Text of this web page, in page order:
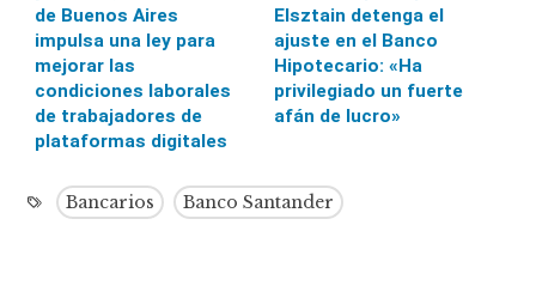
de Buenos Aires
impulsa una ley para
mejorar las
condiciones laborales
de trabajadores de
plataformas digitales
Elsztain detenga el
ajuste en el Banco
Hipotecario: «Ha
privilegiado un fuerte
afán de lucro»
Bancarios Banco Santander